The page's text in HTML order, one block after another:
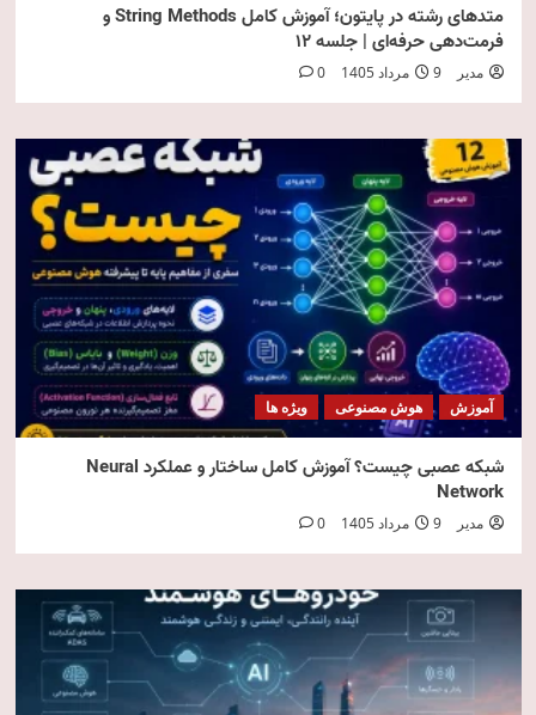
متدهای رشته در پایتون؛ آموزش کامل String Methods و
فرمت‌دهی حرفه‌ای | جلسه ۱۲
مدیر 9 مرداد 1405 0
آموزش هوش مصنوعی ویژه ها
شبکه عصبی چیست؟ آموزش کامل ساختار و عملکرد Neural
Network
مدیر 9 مرداد 1405 0